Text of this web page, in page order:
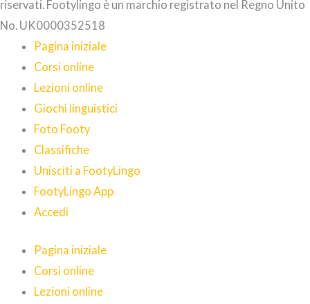
riservati. Footylingo è un marchio registrato nel Regno Unito
No. UK0000352518
Pagina iniziale
Corsi online
Lezioni online
Giochi linguistici
Foto Footy
Classifiche
Unisciti a FootyLingo
FootyLingo App
Accedi
Pagina iniziale
Corsi online
Lezioni online